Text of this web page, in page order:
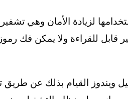
لزيادة الأمان وهي
قابل للقراءة ولا يمكن فك
القيام بذلك عن طريق